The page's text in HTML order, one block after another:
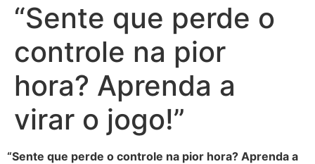
“Sente que perde o
controle na pior
hora? Aprenda a
virar o jogo!”
“Sente que perde o controle na pior hora? Aprenda a